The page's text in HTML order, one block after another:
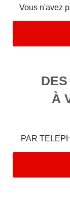
Vous n'avez
À
PAR